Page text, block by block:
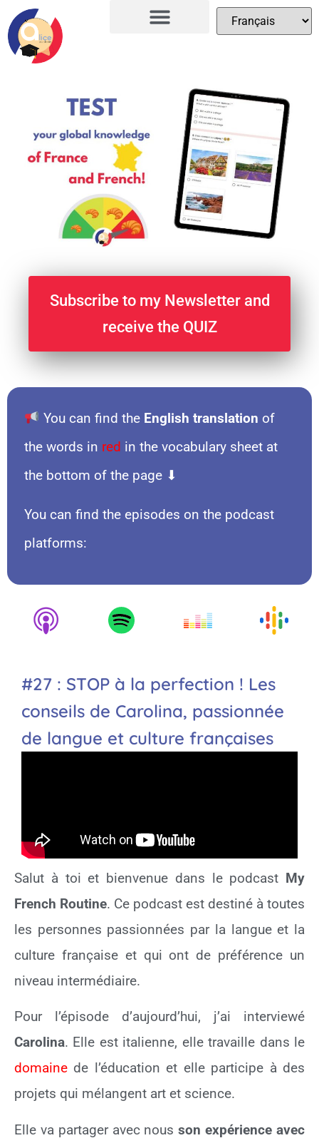
Subscribe to my Newsletter and
receive the QUIZ
You can find the English translation of
the words in red in the vocabulary sheet at
the bottom of the page ⬇
You can find the episodes on the podcast
platforms:
#27 : STOP à la perfection ! Les
conseils de Carolina, passionnée
de langue et culture françaises
Salut à toi et bienvenue dans le podcast My
French Routine. Ce podcast est destiné à toutes
les personnes passionnées par la langue et la
culture française et qui ont de préférence un
niveau intermédiaire.
Pour l’épisode d’aujourd’hui, j’ai interviewé
Carolina. Elle est italienne, elle travaille dans le
domaine de l’éducation et elle participe à des
projets qui mélangent art et science.
Elle va partager avec nousson expérience avec